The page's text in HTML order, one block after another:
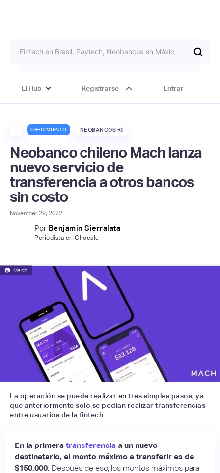
El Hub Registrarse Entrar
CRECIMIENTO NEOBANCOS 📲
Neobanco chileno Mach lanza
nuevo servicio de
transferencia a otros bancos
sin costo
November 29, 2022
Por Benjamín Sierralata
Periodista en Chocale
📷 Mach
La operación se puede realizar en tres simples pasos, ya
que anteriormente solo se podían realizar transferencias
entre usuarios de la fintech.
En la primera transferencia a un nuevo
destinatario, el monto máximo a transferir es de
$150.000. Después de eso, los montos máximos para